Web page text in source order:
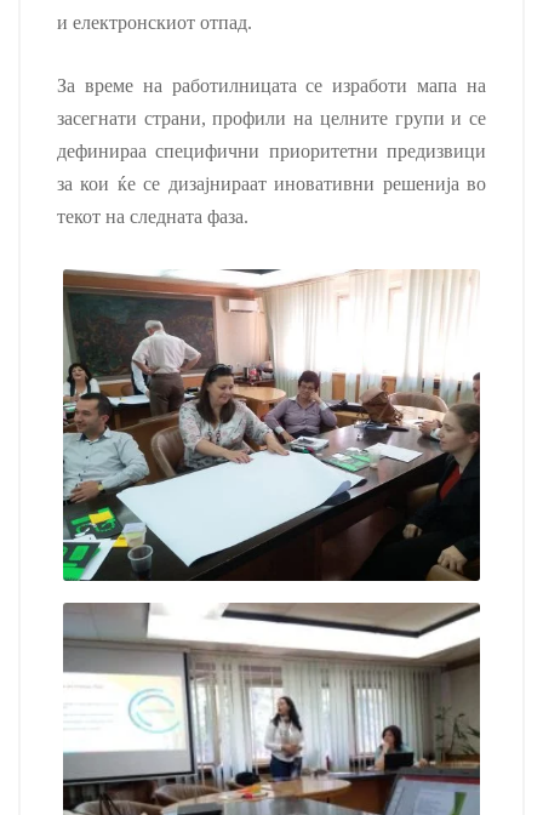
и електронскиот отпад.
За време на работилницата се изработи мапа на
засегнати страни, профили на целните групи и се
дефинираа специфични приоритетни предизвици
за кои ќе се дизајнираат иновативни решенија во
текот на следната фаза.